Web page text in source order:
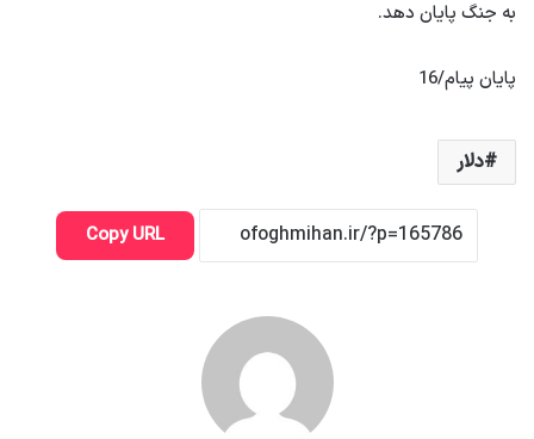
به جنگ پایان دهد.
پایان پیام/16
دلار
Copy URL